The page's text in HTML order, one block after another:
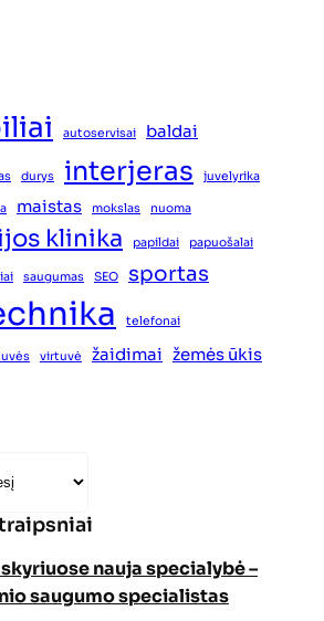
autoservisai baldai
durys interjeras juvelyrika
maistas mokslas nuoma
klinika papildai papuošalai
saugumas SEO
sportas
telefonai
virtuvė žaidimai žemės ūkis
nauja specialybė –
saugumo specialistas